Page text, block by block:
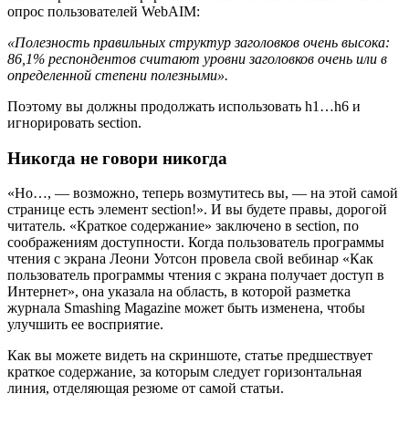
опрос пользователей WebAIM:
«Полезность правильных структур заголовков очень высока:
86,1% респондентов считают уровни заголовков очень или в
определенной степени полезными».
Поэтому вы должны продолжать использовать h1…h6 и
игнорировать section.
Никогда не говори никогда
«Но…, — возможно, теперь возмутитесь вы, — на этой самой
странице есть элемент section!». И вы будете правы, дорогой
читатель. «Краткое содержание» заключено в section, по
соображениям доступности. Когда пользователь программы
чтения с экрана Леони Уотсон провела свой вебинар «Как
пользователь программы чтения с экрана получает доступ в
Интернет», она указала на область, в которой разметка
журнала Smashing Magazine может быть изменена, чтобы
улучшить ее восприятие.
Как вы можете видеть на скриншоте, статье предшествует
краткое содержание, за которым следует горизонтальная
линия, отделяющая резюме от самой статьи.